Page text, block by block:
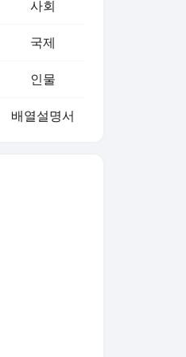
사회
국제
인물
배열설명서